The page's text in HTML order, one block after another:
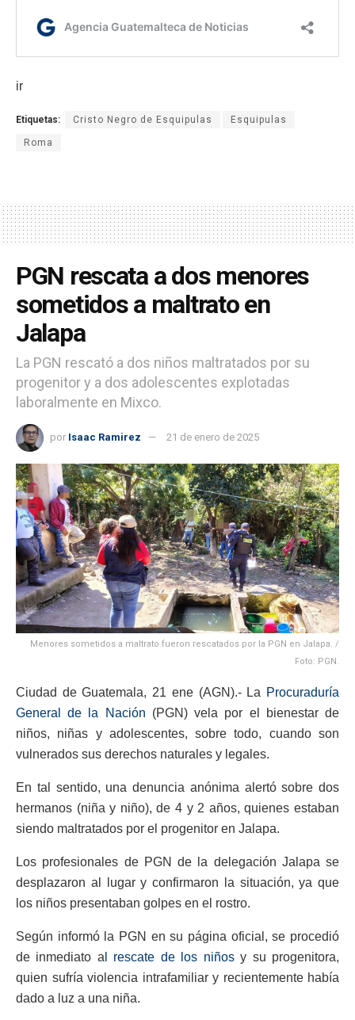
ir
Etiquetas: Cristo Negro de Esquipulas Esquipulas
Roma
PGN rescata a dos menores
sometidos a maltrato en
Jalapa
La PGN rescató a dos niños maltratados por su
progenitor y a dos adolescentes explotadas
laboralmente en Mixco.
por Isaac Ramirez 21 de enero de 2025
Menores sometidos a maltrato fueron rescatados por la PGN en Jalapa. /
Foto: PGN.
Ciudad de Guatemala, 21 ene (AGN).- La Procuraduría
General de la Nación (PGN) vela por el bienestar de
niños, niñas y adolescentes, sobre todo, cuando son
vulnerados sus derechos naturales y legales.
En tal sentido, una denuncia anónima alertó sobre dos
hermanos (niña y niño), de 4 y 2 años, quienes estaban
siendo maltratados por el progenitor en Jalapa.
Los profesionales de PGN de la delegación Jalapa se
desplazaron al lugar y confirmaron la situación, ya que
los niños presentaban golpes en el rostro.
Según informó la PGN en su página oficial, se procedió
de inmediato a l rescate de los niñosy su progenitora,
quien sufría violencia intrafamiliar y recientemente había
dado a luz a una niña.